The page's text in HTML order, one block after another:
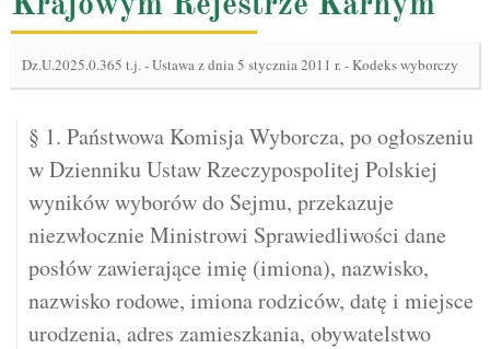
Dz.U.2025.0.365 t.j.-Ustawa z dnia 5 stycznia 2011 r. - Kodeks wyborczy
§ 1. Państwowa Komisja Wyborcza, po ogłoszeniu
w Dzienniku Ustaw Rzeczypospolitej Polskiej
wyników wyborów do Sejmu, przekazuje
niezwłocznie Ministrowi Sprawiedliwości dane
posłów zawierające imię (imiona), nazwisko,
nazwisko rodowe, imiona rodziców, datę i miejsce
urodzenia, adres zamieszkania, obywatelstwo